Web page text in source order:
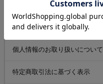
よくあるご質問
お問い合わせ
個人情報のお取り扱いについて
特定商取引法に基づく表示